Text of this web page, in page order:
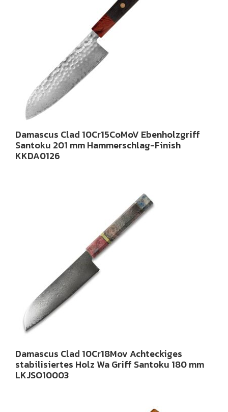
Damascus Clad 10Cr15CoMoV Ebenholzgriff
Santoku 201 mm Hammerschlag-Finish
KKDA0126
Damascus Clad 10Cr18Mov Achteckiges
stabilisiertes Holz Wa Griff Santoku 180 mm
LKJSO10003